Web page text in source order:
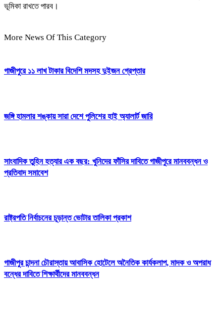
ভূমিকা রাখতে পারব।
More News Of This Category
গাজীপুরে ১১ লাখ টাকার বিদেশি মদসহ দুইজন গ্রেপ্তার
জঙ্গি হামলার শঙ্কায় সারা দেশে পুলিশের হাই অ্যালার্ট জারি
সাংবাদিক তুহিন হত্যার এক বছর: খুনিদের ফাঁসির দাবিতে গাজীপুরে মানববন্ধন ও
প্রতিবাদ সমাবেশ
রাষ্ট্রপতি নির্বাচনের চূড়ান্ত ভোটার তালিকা প্রকাশ
গাজীপুর চান্দনা চৌরাস্তায় আবাসিক হোটেলে অনৈতিক কার্যকলাপ, মাদক ও অপরাধ
বন্ধের দাবিতে শিক্ষার্থীদের মানববন্ধন